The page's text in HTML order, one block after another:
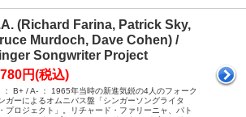
(Richard Farina, Patrick Sky,
Murdoch, Dave Cohen) /
Songwriter Project
円(税込)
： B+ / A- ： 1965年当時の新進気鋭の4人のフォーク
ガーによるオムニバス盤「シンガーソングライタ
プロジェクト」。リチャード・ファリーニャ、パト